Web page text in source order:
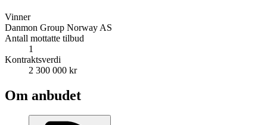
Vinner
Danmon Group Norway AS
Antall mottatte tilbud
1
Kontraktsverdi
2 300 000 kr
Om anbudet